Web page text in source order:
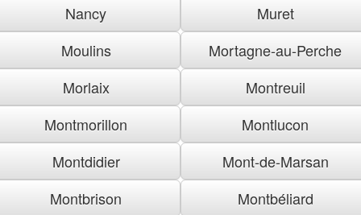
Nancy
Muret
Moulins
Mortagne-au-Perche
Morlaix
Montreuil
Montmorillon
Montlucon
Montdidier
Mont-de-Marsan
Montbrison
Montbéliard